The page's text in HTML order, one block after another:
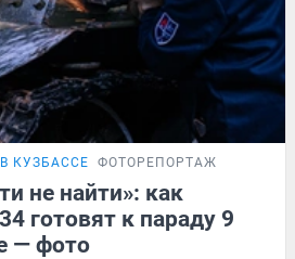
КУЗБАССЕ ФОТОРЕПОРТАЖ
не найти»: как
готовят к параду 9
— фото